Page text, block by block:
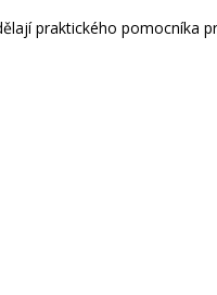
praktického pomocníka